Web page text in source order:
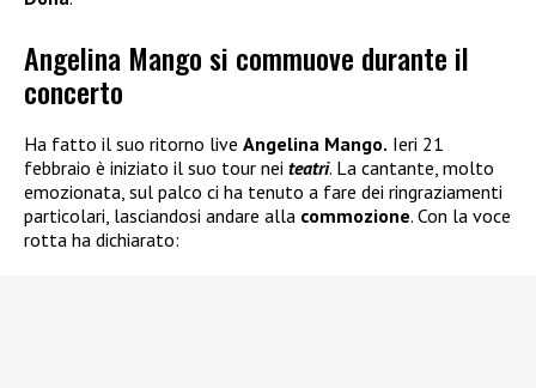
Angelina Mango si commuove durante il
concerto
Ha fatto il suo ritorno live Angelina Mango. Ieri 21
febbraio è iniziato il suo tour nei teatri. La cantante, molto
emozionata, sul palco ci ha tenuto a fare dei ringraziamenti
particolari, lasciandosi andare alla commozione. Con la voce
rotta ha dichiarato: